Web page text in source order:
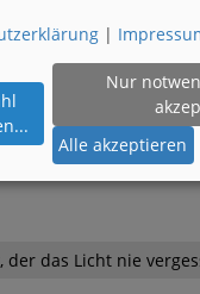
umfällt
das Licht nie
|
...
Nur
Alle akzeptieren